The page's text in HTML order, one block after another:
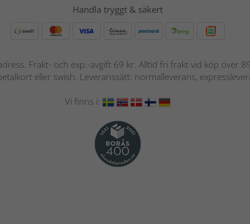
Handla tryggt & säkert
Frakt- och exp.-avgift 69 kr. Alltid fri frakt vid köp över
eller swish. Leveranssätt: normalleverans,
Vi finns i: